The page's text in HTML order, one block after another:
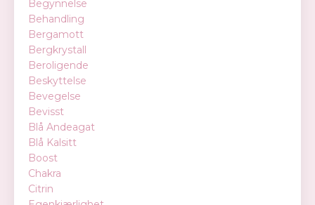
Begynnelse
Behandling
Bergamott
Bergkrystall
Beroligende
Beskyttelse
Bevegelse
Bevisst
Blå Andeagat
Blå Kalsitt
Boost
Chakra
Citrin